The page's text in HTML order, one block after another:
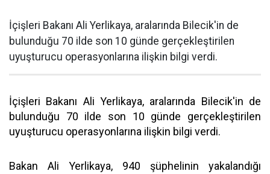
İçişleri Bakanı Ali Yerlikaya, aralarında Bilecik'in de
bulunduğu 70 ilde son 10 günde gerçekleştirilen
uyuşturucu operasyonlarına ilişkin bilgi verdi.
İçişleri Bakanı Ali Yerlikaya, aralarında Bilecik'in de
bulunduğu 70 ilde son 10 günde gerçekleştirilen
uyuşturucu operasyonlarına ilişkin bilgi verdi.
Bakan Ali Yerlikaya, 940 şüphelinin yakalandığı